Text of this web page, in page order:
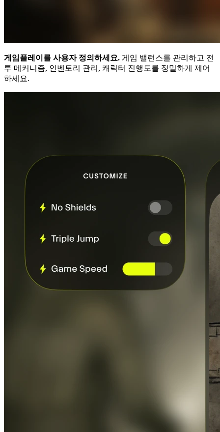
게임플레이를 사용자 정의하세요. 게임 밸런스를 관리하고 전
투 메커니즘, 인벤토리 관리, 캐릭터 진행도를 정밀하게 제어
하세요.